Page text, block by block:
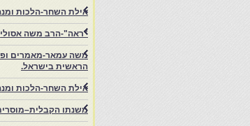
אילת השחר-הלכות
"ראה"-הרב משה
משה עמאר-מאמרים
הראשית בישראל.
אילת השחר-הלכות
משנתו